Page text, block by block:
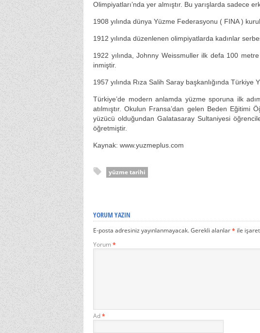
Olimpiyatları’nda yer almıştır. Bu yarışlarda sadece
1908 yılında dünya Yüzme Federasyonu ( FINA )
1912 yılında düzenlenen olimpiyatlarda kadınlar
1922 yılında, Johnny Weissmuller ilk defa 100
inmiştir.
1957 yılında Rıza Salih Saray başkanlığında
Türkiye’de modern anlamda yüzme sporuna ilk
atılmıştır. Okulun Fransa’dan gelen Beden Eğitimi
yüzücü olduğundan Galatasaray Sultaniyesi
öğretmiştir.
Kaynak: www.yuzmeplus.com
yüzme tarihi
YORUM YAZIN
E-posta adresiniz yayınlanmayacak.Gerekli alanlar* ile
Yorum *
Ad*